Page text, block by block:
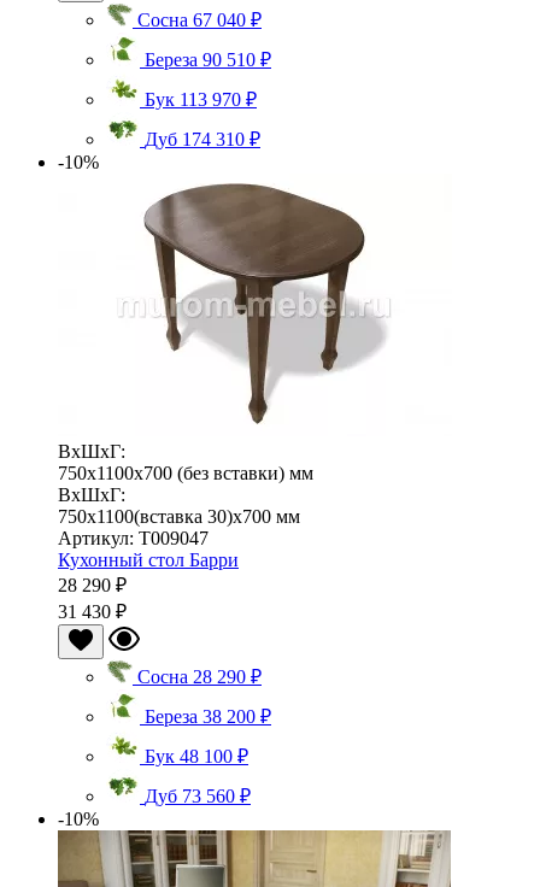
Сосна 67 040 ₽
Береза 90 510 ₽
Бук 113 970 ₽
Дуб 174 310 ₽
-10%
ВхШхГ:
750x1100x700 (без вставки) мм
ВхШхГ:
750x1100(вставка 30)x700 мм
Артикул: Т009047
Кухонный стол Барри
28 290 ₽
31 430 ₽
Сосна 28 290 ₽
Береза 38 200 ₽
Бук 48 100 ₽
Дуб 73 560 ₽
-10%